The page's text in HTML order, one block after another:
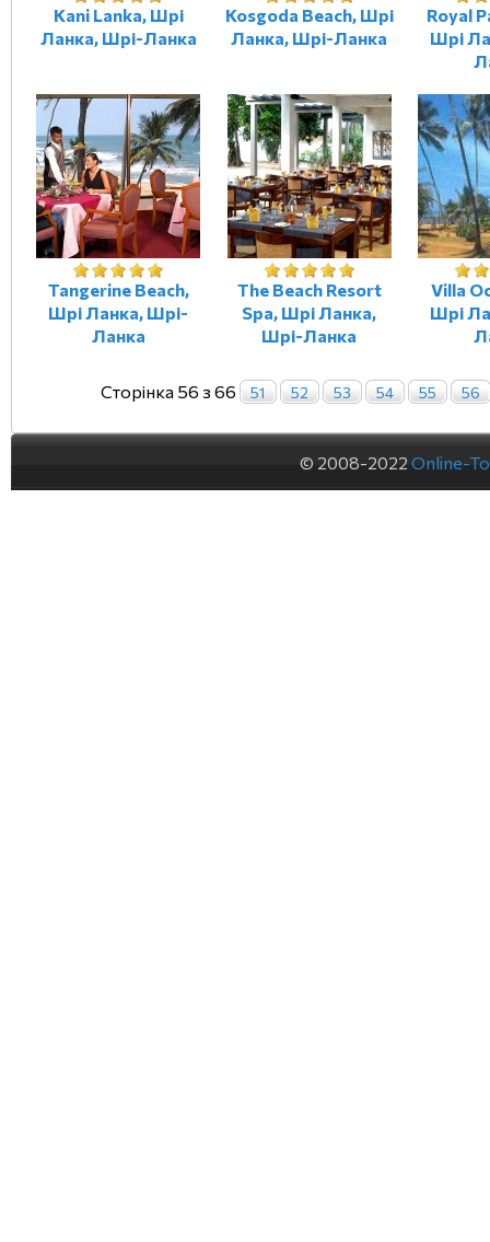
Kani Lanka, Шрі
Ланка, Шрі-Ланка
Kosgoda Beach, Шрі
Ланка, Шрі-Ланка
Royal
Шрі
Tangerine Beach,
Шрі Ланка, Шрі-
Ланка
The Beach Resort
Spa, Шрі Ланка,
Шрі-Ланка
Villa
Шрі
Сторінка 56 з 66 51 52 53 54 55 56
© 2008-2022 Online-